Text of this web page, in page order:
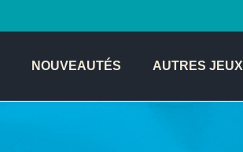
NOUVEAUTÉS AUTRES JEUX